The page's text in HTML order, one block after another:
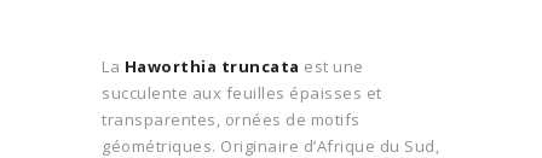
La Haworthia truncata est une
succulente aux feuilles épaisses et
transparentes, ornées de motifs
géométriques. Originaire d’Afrique du Sud,